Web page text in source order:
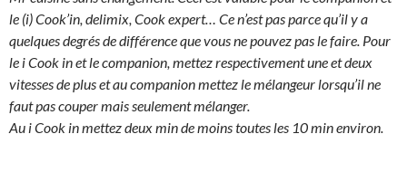
le (i) Cook’in, delimix, Cook expert… Ce n’est pas parce qu’il y a
quelques degrés de différence que vous ne pouvez pas le faire. Pour
le i Cook in et le companion, mettez respectivement une et deux
vitesses de plus et au companion mettez le mélangeur lorsqu’il ne
faut pas couper mais seulement mélanger.
Au i Cook in mettez deux min de moins toutes les 10 min environ.